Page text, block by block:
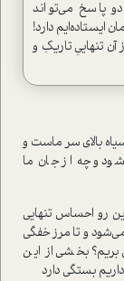
دو پاسخ می‌تواند
ایستاده‌ایم دارد!
آن تنهاییِ تاریکِ و
بالای سر ماست و
و چه از جان ما
رو احساس تنهایی
و تا مرز خفگی
بخشی از این
بستگی دارد